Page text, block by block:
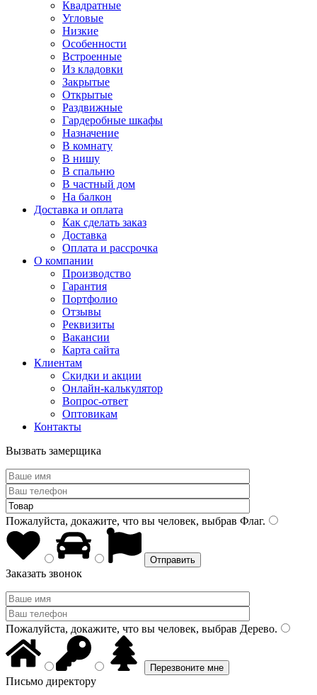
Квадратные
Угловые
Низкие
Особенности
Встроенные
Из кладовки
Закрытые
Открытые
Раздвижные
Гардеробные шкафы
Назначение
В комнату
В нишу
В спальню
В частный дом
На балкон
Доставка и оплата
Как сделать заказ
Доставка
Оплата и рассрочка
О компании
Производство
Гарантия
Портфолио
Отзывы
Реквизиты
Вакансии
Карта сайта
Клиентам
Скидки и акции
Онлайн-калькулятор
Вопрос-ответ
Оптовикам
Контакты
Вызвать замерщика
Пожалуйста, докажите, что вы человек, выбрав Флаг.
Заказать звонок
Пожалуйста, докажите, что вы человек, выбрав Дерево.
Письмо директору